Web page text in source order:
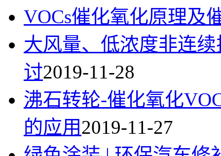
VOCs催化氧化原理及
大风量、低浓度非连
讨2019-11-28
沸石转轮-催化氧化
的应用2019-11-27